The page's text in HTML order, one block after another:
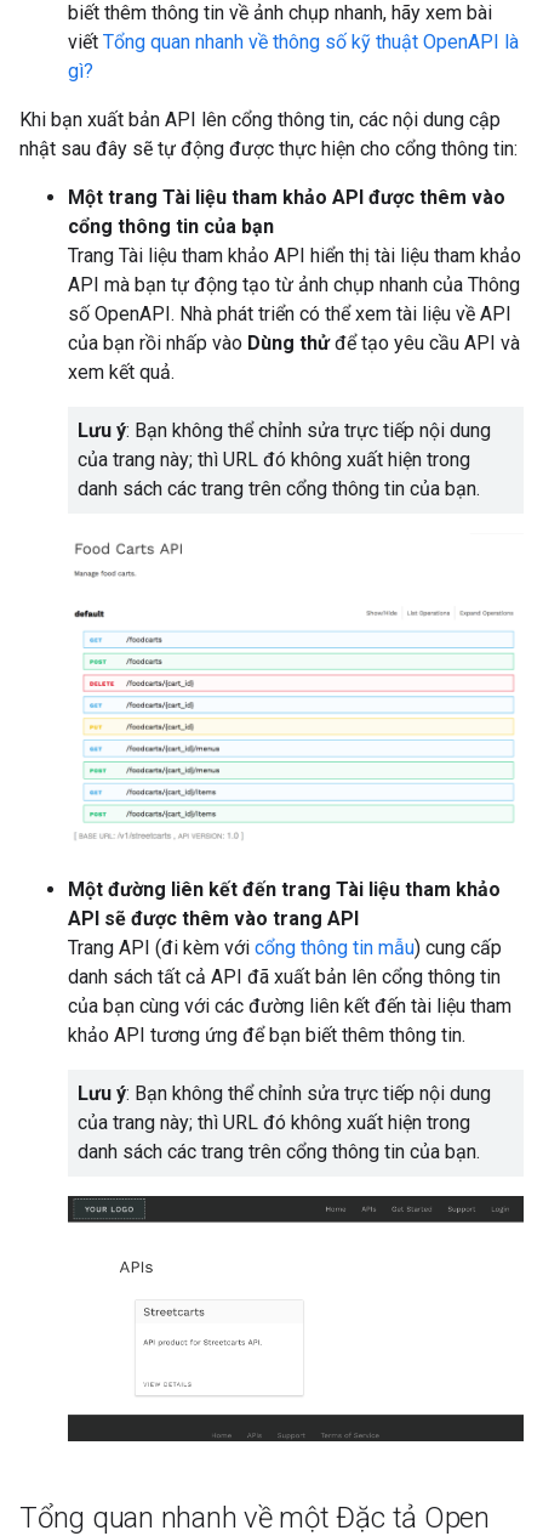
biết thêm thông tin về ảnh chụp nhanh, hãy xem bài
viết Tổng quan nhanh về thông số kỹ thuật OpenAPI là
gì?
Khi bạn xuất bản API lên cổng thông tin, các nội dung cập
nhật sau đây sẽ tự động được thực hiện cho cổng thông tin:
Một trang Tài liệu tham khảo API được thêm vào
cổng thông tin của bạn
Trang Tài liệu tham khảo API hiển thị tài liệu tham khảo
API mà bạn tự động tạo từ ảnh chụp nhanh của Thông
số OpenAPI. Nhà phát triển có thể xem tài liệu về API
của bạn rồi nhấp vào Dùng thửđể tạo yêu cầu API và
xem kết quả.
Lưu ý: Bạn không thể chỉnh sửa trực tiếp nội dung
của trang này; thì URL đó không xuất hiện trong
danh sách các trang trên cổng thông tin của bạn.
Một đường liên kết đến trang Tài liệu tham khảo
API sẽ được thêm vào trang API
Trang API (đi kèm với cổng thông tin mẫu) cung cấp
danh sách tất cả API đã xuất bản lên cổng thông tin
của bạn cùng với các đường liên kết đến tài liệu tham
khảo API tương ứng để bạn biết thêm thông tin.
Lưu ý: Bạn không thể chỉnh sửa trực tiếp nội dung
của trang này; thì URL đó không xuất hiện trong
danh sách các trang trên cổng thông tin của bạn.
Tổng quan nhanh về một Đặc tả Open